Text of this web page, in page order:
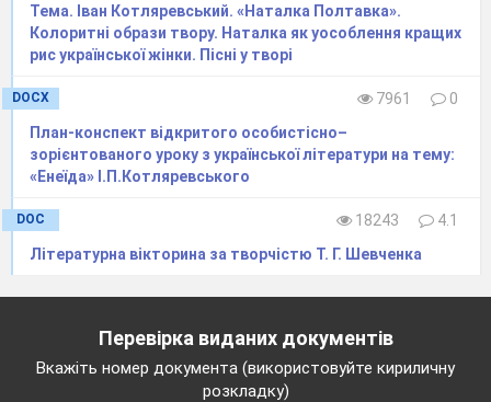
Ота Оксаночка в поход
За москалями та й пропала.
Вернулась, правда, через год,
З байстрям вернулась,
Острижена…»
Звучить пісня «Така її доля»
Ведучий.Історія знеславлення Оксани, скупі
дівчини лягли згодом в основу «Капітанші» та
збіг трапився в літературі й у житті. Після
опублікування «Катерини» Шевченко дізнався,
що описав, по суті, долю своєї першої любові.
Тема. Іван Котляревський. «Наталка Полтавка».
Колоритні образи твору. Наталка як уособлення кращих
рис української жінки. Пісні у творі
DOCX 7961
0
План-конспект відкритого особистісно–
зорієнтованого уроку з української літератури на тему:
«Енеїда» І.П.Котляревського
DOC 18243
4.1
Літературна вікторина за творчістю Т. Г. Шевченка
Перевірка виданих документів
Вкажіть номер документа (використовуйте кириличну
розкладку)